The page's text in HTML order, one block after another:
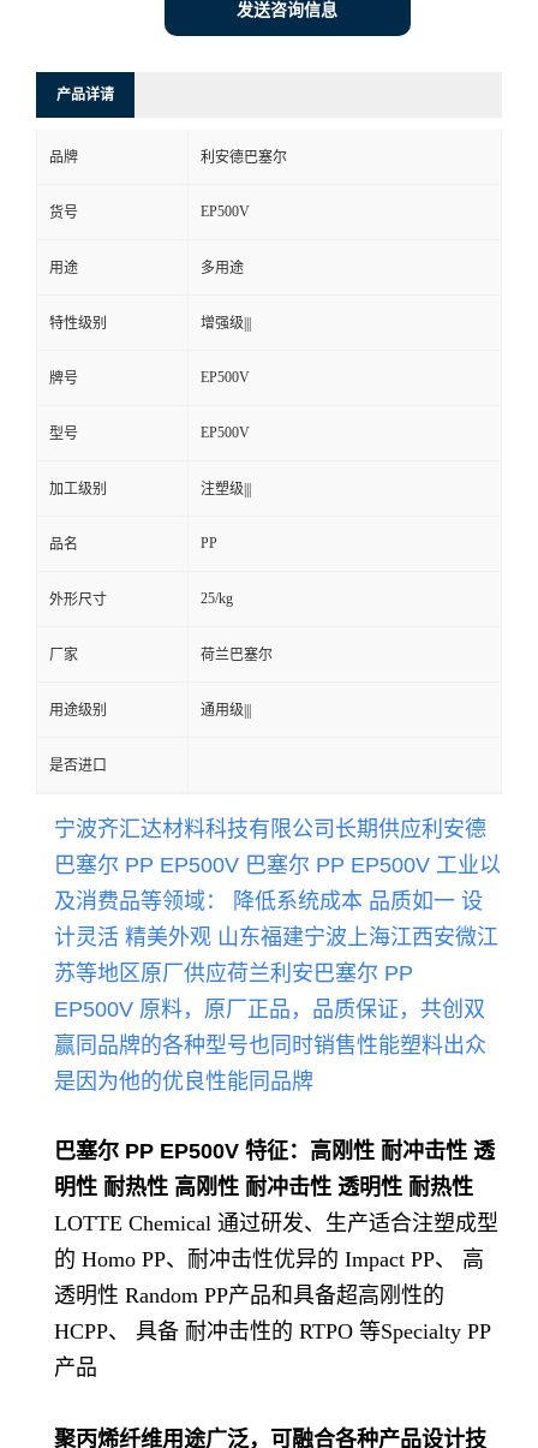
系
言
发送咨询信息
产品详请
品牌 利安德巴塞尔
货号 EP500V
用途 多用途
特性级别 增强级|||
牌号 EP500V
型号 EP500V
加工级别 注塑级|||
品名 PP
外形尺寸 25/kg
厂家 荷兰巴塞尔
用途级别 通用级|||
是否进口
宁波齐汇达材料科技有限公司长期供应利安德
巴塞尔 PP EP500V 巴塞尔 PP EP500V 工业以
及消费品等领域： 降低系统成本 品质如一 设
计灵活 精美外观 山东福建宁波上海江西安微江
苏等地区原厂供应荷兰利 安巴塞尔 PP
EP500V 原料，原厂正品，品质保证，共创双
赢 同品牌的各种型号也同时销售性能塑料出众
是因为他的优良性能同品牌
巴塞尔 PP EP500V 特征：高刚性 耐冲击性 透
明性 耐热性 高刚性 耐冲击性 透明性 耐热性
LOTTE Chemical 通过研发、生产适合注塑成型
的 Homo PP、耐冲击性优异的 Impact PP、 高
透明性 Random PP产品和具备超高刚性的
HCPP、 具备 耐冲击性的 RTPO 等Specialty PP
产品
聚丙烯纤维用途广泛，可融合各种产品设计技